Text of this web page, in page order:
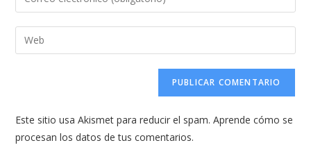
de
usuario
tu
dirección
de
comentar
Introduce
la
web
(opcional)
Este sitio usa Akismet para reducir el spam.Aprende cómo se
procesan los datos de tus comentarios.